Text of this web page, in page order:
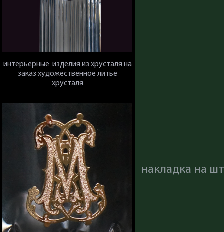
интерьерные изделия из хрусталя на
заказ художественное литье
хрусталя
накладка на